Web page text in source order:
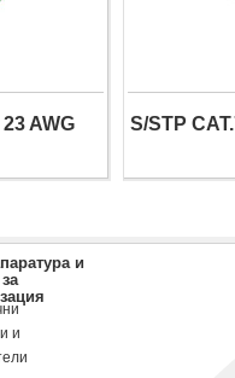
AWG S/STP
и
и